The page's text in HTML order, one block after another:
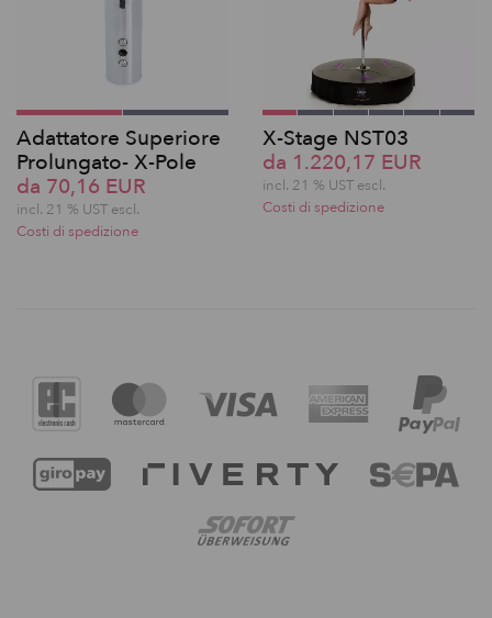
Adattatore Superiore
Prolungato- X-Pole
da 70,16 EUR
incl. 21 % UST escl.
Costi di spedizione
X-Stage NST03
da 1.220,17 EUR
incl. 21 % UST escl.
Costi di spedizione